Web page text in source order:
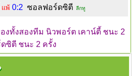
แพ้ 0:2 ซอลฟอร์ดซิตี ลีกทู
งทั้งสองทีม นิวพอร์ต เคาน์ตี้ ชนะ 2
ซิตี ชนะ 2 ครั้ง